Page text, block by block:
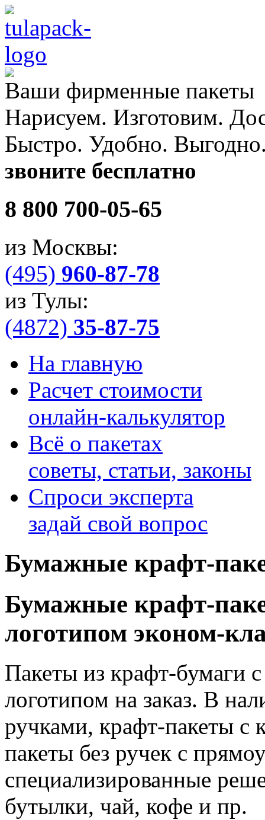
Ваши фирменные пакеты
Нарисуем. Изготовим.
Быстро. Удобно.
звоните бесплатно
8 800 700-05-65
из Москвы:
(495) 960-87-78
из Тулы:
(4872) 35-87-75
На главную
Расчет стоимости
онлайн-калькулятор
Всё о пакетах
советы, статьи, законы
Спроси эксперта
задай свой вопрос
Бумажные крафт-
Бумажные крафт-
логотипом эконом-
Пакеты из крафт-бумаги с
логотипом на заказ. В
ручками, крафт-пакеты с
пакеты без ручек с
специализированные
бутылки, чай, кофе и пр.